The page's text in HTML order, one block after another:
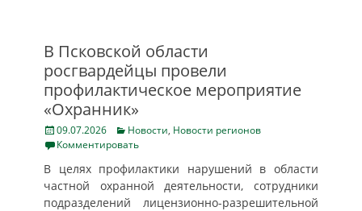
В Псковской области
росгвардейцы провели
профилактическое мероприятие
«Охранник»
Posted
on
09.07.2026 Categories
Новости, Новости регионов
Комментировать
В целях профилактики нарушений в области
частной охранной деятельности, сотрудники
подразделений лицензионно-разрешительной